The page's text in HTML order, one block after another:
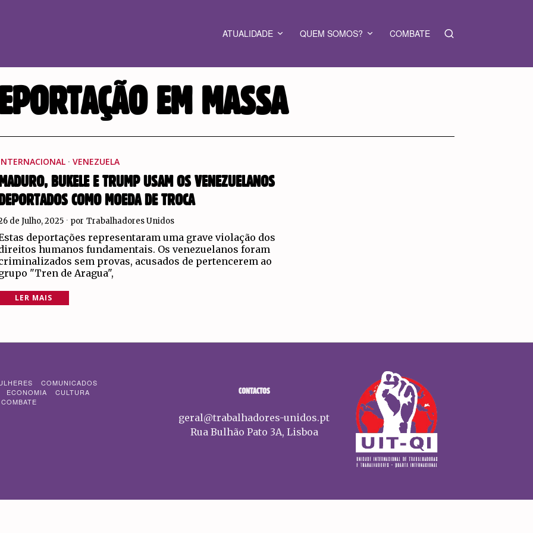
ATUALIDADE QUEM SOMOS? COMBATE
EM MASSA
· VENEZUELA
BUKELE E TRUMP USAM OS VENEZUELANOS
COMO MOEDA DE TROCA
de Julho, 2025 por Trabalhadores Unidos
deportações representaram uma grave violação dos
humanos fundamentais. Os venezuelanos foram
sem provas, acusados de pertencerem ao
"Tren de Aragua",
LER MAIS
COMUNICADOS
ECONOMIA
CULTURA
CONTACTOS
geral@trabalhadores-unidos.pt
Rua Bulhão Pato 3A, Lisboa